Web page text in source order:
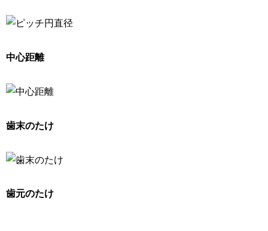
中心距離
歯末のたけ
歯元のたけ